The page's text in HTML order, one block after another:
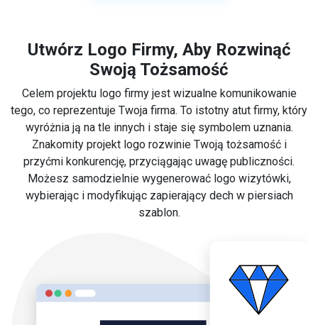
Utwórz Logo Firmy, Aby Rozwinąć
Swoją Tożsamość
Celem projektu logo firmy jest wizualne komunikowanie
tego, co reprezentuje Twoja firma. To istotny atut firmy, który
wyróżnia ją na tle innych i staje się symbolem uznania.
Znakomity projekt logo rozwinie Twoją tożsamość i
przyćmi konkurencję, przyciągając uwagę publiczności.
Możesz samodzielnie wygenerować logo wizytówki,
wybierając i modyfikując zapierający dech w piersiach
szablon.